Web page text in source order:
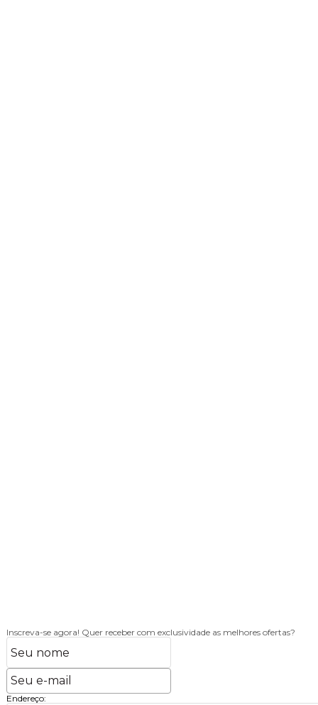
Inscreva-se agora! Quer receber com exclusividade as melhores ofertas?
Endereço: